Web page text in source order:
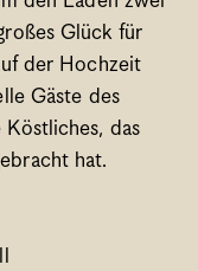
Glück für
der Hochzeit
Gäste des
Köstliches, das
hat.